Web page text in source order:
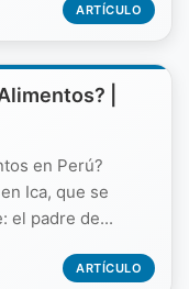
ARTÍCULO
|
en Perú?
Ica, que se
el padre de...
ARTÍCULO